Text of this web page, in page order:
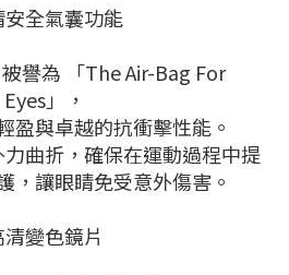
安全氣囊功能
譽為 「The Air-Bag For
Eyes」，
盈與卓越的抗衝擊性能。
曲折，確保在運動過程中提
， 讓眼睛免受意外傷害。
清變色鏡片